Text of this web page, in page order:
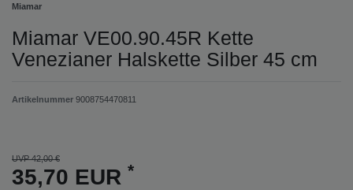
Miamar
Miamar VE00.90.45R Kette
Venezianer Halskette Silber 45 cm
Artikelnummer 9008754470811
UVP 42,00 €
35,70 EUR *